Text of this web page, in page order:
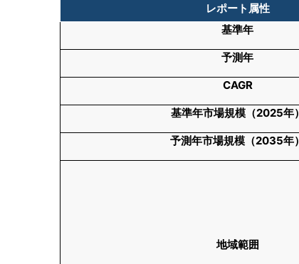
レポート属性
基準年
予測年
CAGR
基準年市場規模（2025年）
予測年市場規模（2035年）
地域範囲